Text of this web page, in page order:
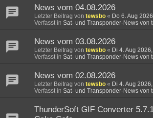
News vom 04.08.2026
Letzter Beitrag von tewsbo « Do 6. Aug
Verfasst in Sat- und Transponder-News von
News vom 03.08.2026
Letzter Beitrag von tewsbo « Di 4. Aug
Verfasst in Sat- und Transponder-News von
News vom 02.08.2026
Letzter Beitrag von tewsbo « Di 4. Aug
Verfasst in Sat- und Transponder-News von
ThunderSoft GIF Converter